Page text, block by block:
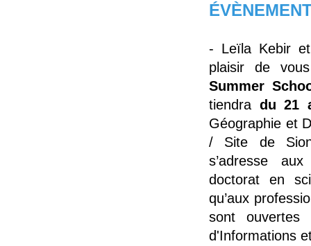
- Leïla Kebir
plaisir de
Summer
tiendra du 21
Géographie et
/ Site de
s’adresse
doctorat en
qu’aux
sont ouvertes
d'Informations